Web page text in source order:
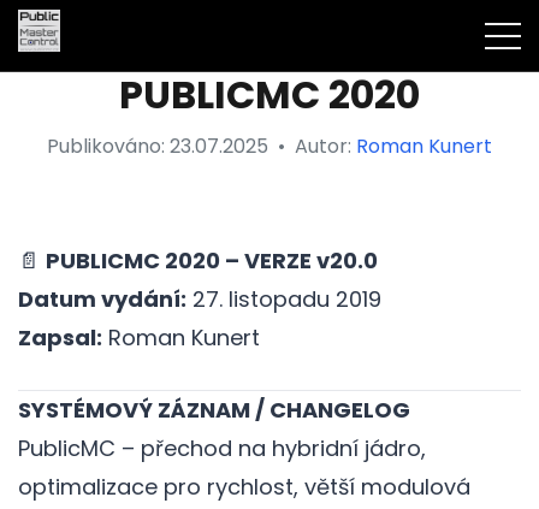
PUBLICMC 2020
Publikováno: 23.07.2025 • Autor: Roman Kunert
📄 PUBLICMC 2020 – VERZE v20.0
Datum vydání: 27. listopadu 2019
Zapsal: Roman Kunert
SYSTÉMOVÝ ZÁZNAM / CHANGELOG
PublicMC – přechod na hybridní jádro,
optimalizace pro rychlost, větší modulová